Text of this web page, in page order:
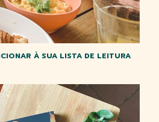
À SUA LISTA DE LEITURA